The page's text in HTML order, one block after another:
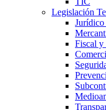
Legislación
Fiscal y